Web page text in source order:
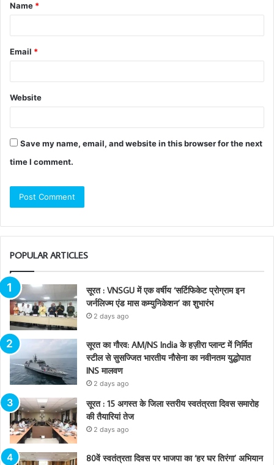
Name *
Email *
Website
Save my name, email, and website in this browser for the next
time I comment.
POPULAR ARTICLES
सूरत : VNSGU में एक वर्षीय ‘सर्टिफिकेट प्रोग्राम इन
जर्नलिज्म एंड मास कम्युनिकेशन’ का शुभारंभ
2 days ago
सूरत का गौरव: AM/NS India के हज़ीरा प्लान्ट में निर्मित
स्टील से सुसज्जित भारतीय नौसेना का नवीनतम युद्धोपात
INS मालवण
2 days ago
सूरत : 15 अगस्त के जिला स्तरीय स्वतंत्रता दिवस समारोह
की तैयारियां तेज
2 days ago
80वें स्वतंत्रता दिवस पर भाजपा का ‘हर घर तिरंगा’ अभियान